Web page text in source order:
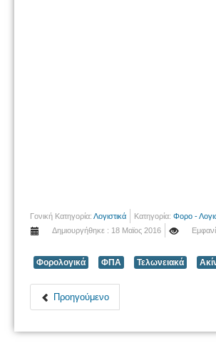
Γονική Κατηγορία: Λογιστικά Κατηγορία: Φορο -
Δημιουργήθηκε : 18 Μαϊος 2016
Φορολογικά ΦΠΑ Τελωνειακά
Προηγούμενο